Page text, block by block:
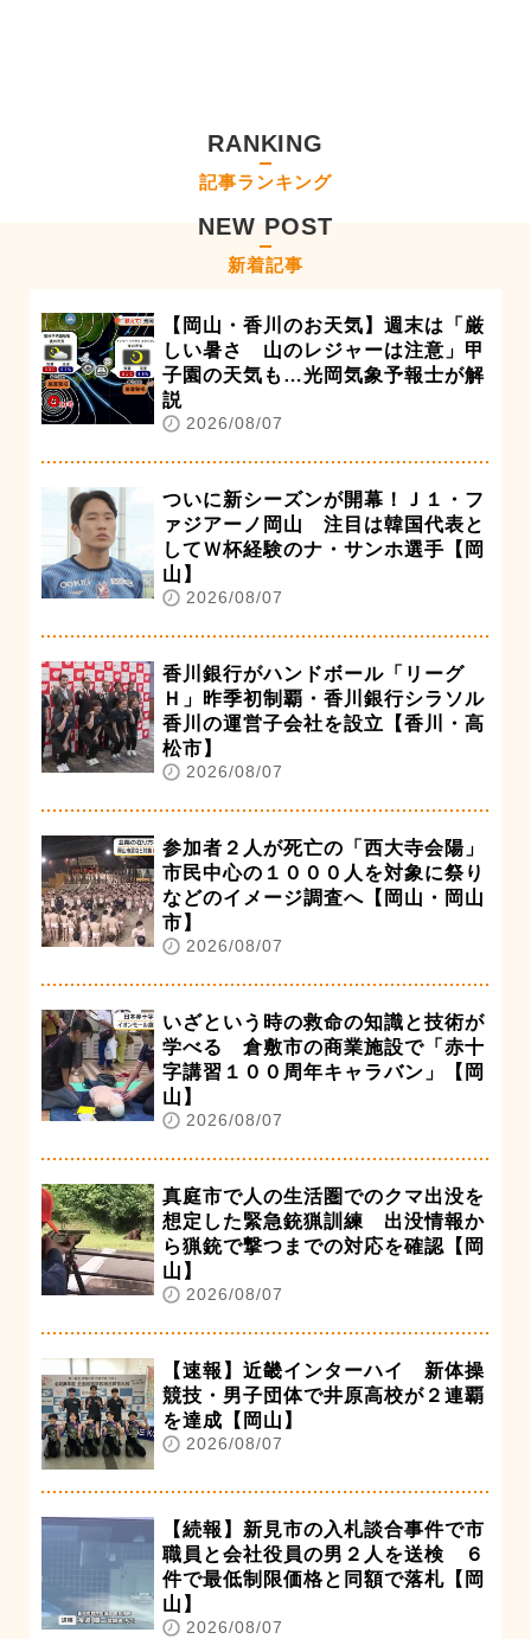
RANKING
記事ランキング
NEW POST
新着記事
【岡山・香川のお天気】週末は「厳
しい暑さ 山のレジャーは注意」甲
子園の天気も…光岡気象予報士が解
説
2026/08/07
ついに新シーズンが開幕！Ｊ１・フ
ァジアーノ岡山 注目は韓国代表と
してＷ杯経験のナ・サンホ選手【岡
山】
2026/08/07
香川銀行がハンドボール「リーグ
Ｈ」昨季初制覇・香川銀行シラソル
香川の運営子会社を設立【香川・高
松市】
2026/08/07
参加者２人が死亡の「西大寺会陽」
市民中心の１０００人を対象に祭り
などのイメージ調査へ【岡山・岡山
市】
2026/08/07
いざという時の救命の知識と技術が
学べる 倉敷市の商業施設で「赤十
字講習１００周年キャラバン」【岡
山】
2026/08/07
真庭市で人の生活圏でのクマ出没を
想定した緊急銃猟訓練 出没情報か
ら猟銃で撃つまでの対応を確認【岡
山】
2026/08/07
【速報】近畿インターハイ 新体操
競技・男子団体で井原高校が２連覇
を達成【岡山】
2026/08/07
【続報】新見市の入札談合事件で市
職員と会社役員の男２人を送検 ６
件で最低制限価格と同額で落札【岡
山】
2026/08/07